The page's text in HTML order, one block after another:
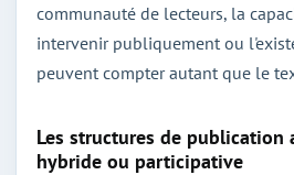
communauté de lecteurs, la
intervenir publiquement ou
peuvent compter autant que le
Les structures de publication
hybride ou participative